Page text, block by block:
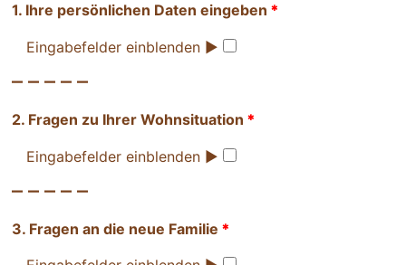
1. Ihre persönlichen Daten eingeben *
Eingabefelder einblenden ►
– – – – –
2. Fragen zu Ihrer Wohnsituation *
Eingabefelder einblenden ►
– – – – –
3. Fragen an die neue Familie *